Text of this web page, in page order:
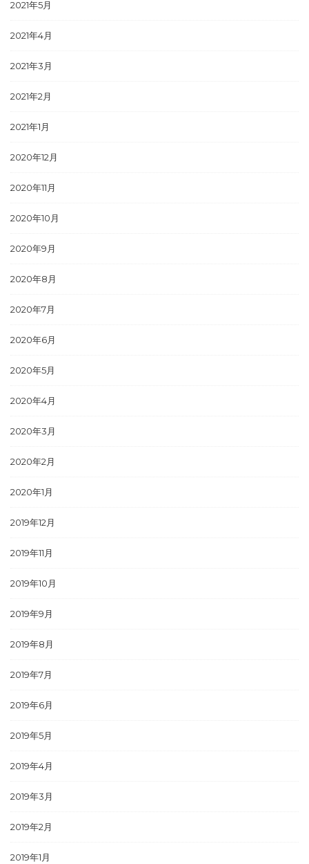
2021年5月
2021年4月
2021年3月
2021年2月
2021年1月
2020年12月
2020年11月
2020年10月
2020年9月
2020年8月
2020年7月
2020年6月
2020年5月
2020年4月
2020年3月
2020年2月
2020年1月
2019年12月
2019年11月
2019年10月
2019年9月
2019年8月
2019年7月
2019年6月
2019年5月
2019年4月
2019年3月
2019年2月
2019年1月